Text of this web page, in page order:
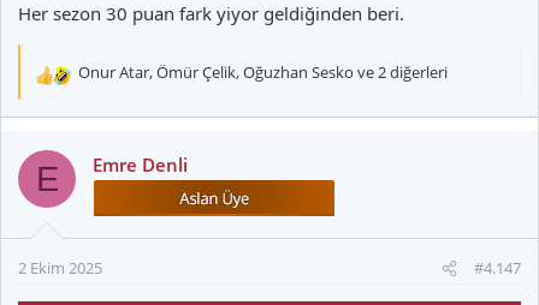
Her sezon 30 puan fark yiyor geldiğinden beri.
T
k
l
:
Onur Atar,Ömür Çelik,Oğuzhan Sesko ve 2 diğerleri
E Emre Denli
2 Ekim 2025 #4.147